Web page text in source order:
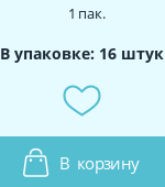
1 пак.
В упаковке: 16 штук
В корзину